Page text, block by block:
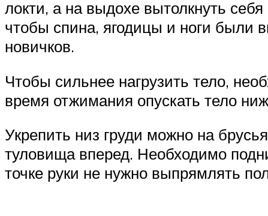
локти, а на выдохе вытолкнуть
чтобы спина, ягодицы и ноги были
новичков.
Чтобы сильнее нагрузить тело,
время отжимания опускать тело
Укрепить низ груди можно на
туловища вперед. Необходимо
точке руки не нужно выпрямлять